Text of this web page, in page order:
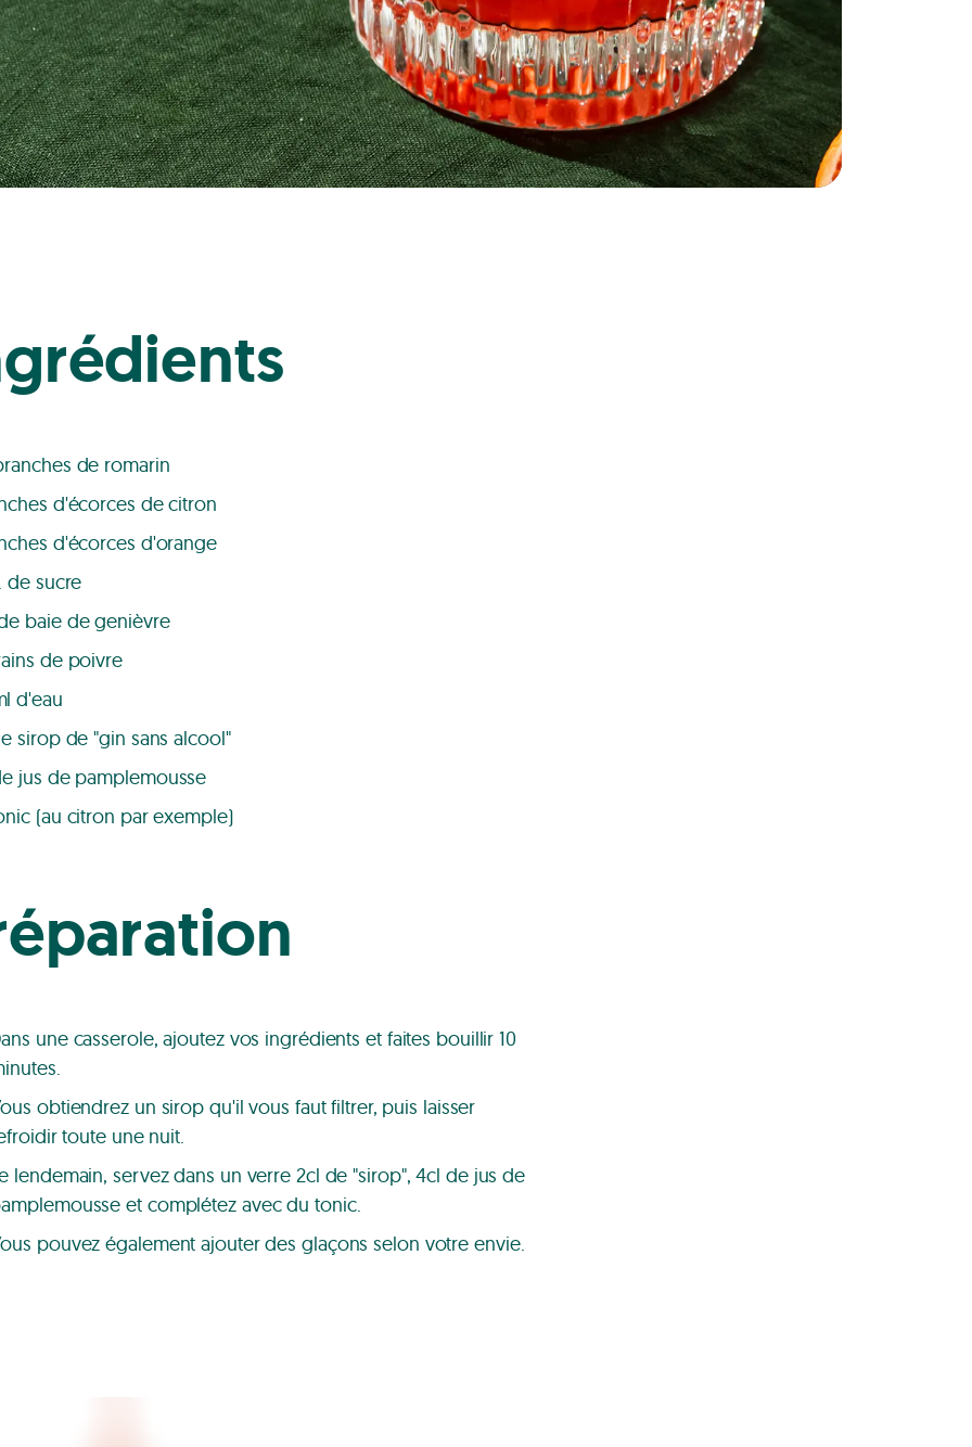
de romarin
d'écorces de citron
d'écorces d'orange
de sucre
baie de genièvre
de poivre
d'eau
sirop de "gin sans alcool"
jus de pamplemousse
(au citron par exemple)
une casserole, ajoutez vos ingrédients et faites bouillir 10
obtiendrez un sirop qu'il vous faut filtrer, puis laisser
toute une nuit.
lendemain, servez dans un verre 2cl de "sirop", 4cl de jus de
et complétez avec du tonic.
pouvez également ajouter des glaçons selon votre envie.